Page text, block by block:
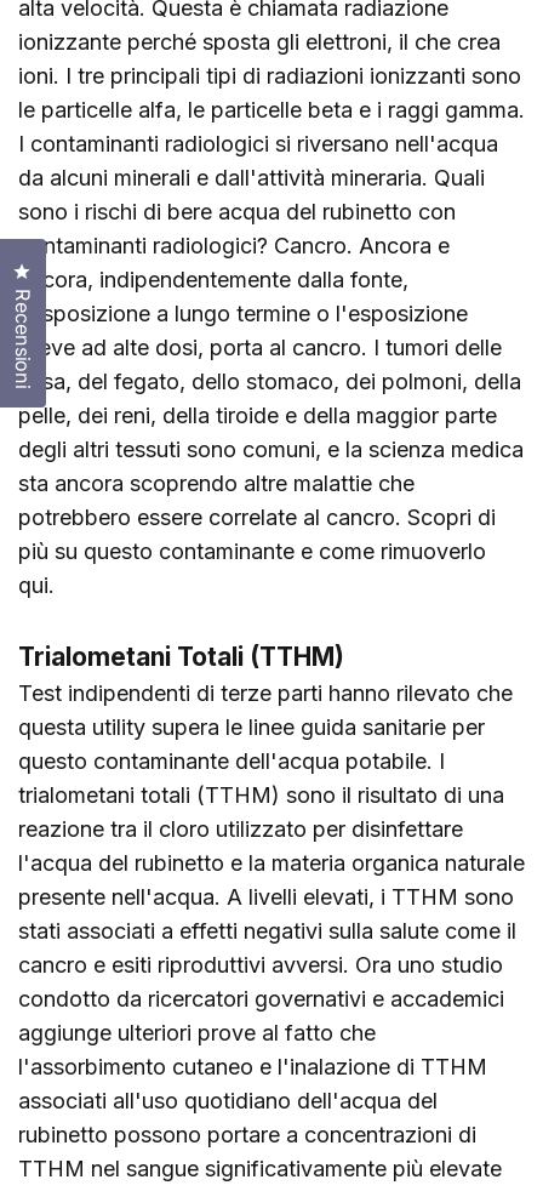
alta velocità. Questa è chiamata radiazione
ionizzante perché sposta gli elettroni, il che crea
ioni. I tre principali tipi di radiazioni ionizzanti sono
le particelle alfa, le particelle beta e i raggi gamma.
I contaminanti radiologici si riversano nell'acqua
da alcuni minerali e dall'attività mineraria. Quali
sono i rischi di bere acqua del rubinetto con
contaminanti radiologici? Cancro. Ancora e
ancora, indipendentemente dalla fonte,
l'esposizione a lungo termine o l'esposizione
breve ad alte dosi, porta al cancro. I tumori delle
ossa, del fegato, dello stomaco, dei polmoni, della
pelle, dei reni, della tiroide e della maggior parte
degli altri tessuti sono comuni, e la scienza medica
sta ancora scoprendo altre malattie che
potrebbero essere correlate al cancro. Scopri di
più su questo contaminante e come rimuoverlo
qui.
Trialometani Totali (TTHM)
Test indipendenti di terze parti hanno rilevato che
questa utility supera le linee guida sanitarie per
questo contaminante dell'acqua potabile. I
trialometani totali (TTHM) sono il risultato di una
reazione tra il cloro utilizzato per disinfettare
l'acqua del rubinetto e la materia organica naturale
presente nell'acqua. A livelli elevati, i TTHM sono
stati associati a effetti negativi sulla salute come il
cancro e esiti riproduttivi avversi. Ora uno studio
condotto da ricercatori governativi e accademici
aggiunge ulteriori prove al fatto che
l'assorbimento cutaneo e l'inalazione di TTHM
associati all'uso quotidiano dell'acqua del
rubinetto possono portare a concentrazioni di
TTHM nel sangue significativamente più elevate
Recensioni
Clicca per aprire la finestra delle recensioni